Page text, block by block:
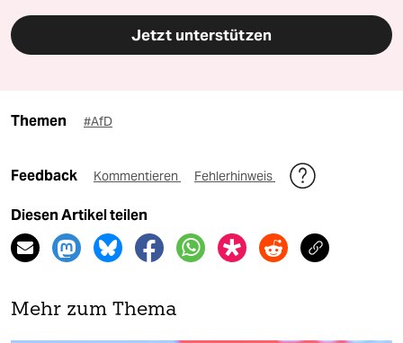
Jetzt unterstützen
Themen #AfD
Feedback Kommentieren Fehlerhinweis
Diesen Artikel teilen
Mehr zum Thema